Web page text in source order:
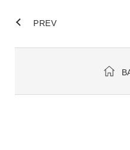
PREV